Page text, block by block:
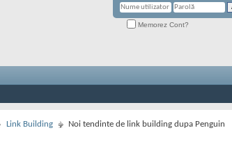
Memorez Cont?
Link Building Noi tendinte de link building dupa Penguin